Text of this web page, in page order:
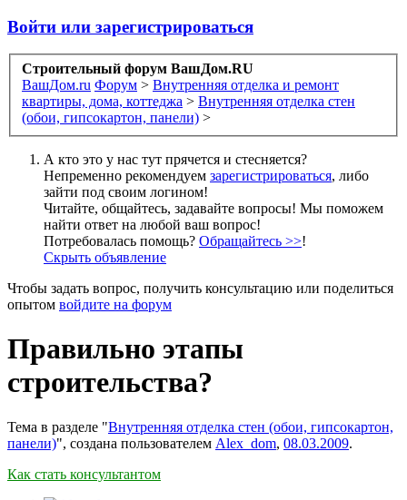
Войти или зарегистрироваться
Строительный форум ВашДом.RU
ВашДом.ru Форум > Внутренняя отделка и ремонт
квартиры, дома, коттеджа > Внутренняя отделка стен
(обои, гипсокартон, панели) >
А кто это у нас тут прячется и стесняется?
Непременно рекомендуем зарегистрироваться, либо
зайти под своим логином!
Читайте, общайтесь, задавайте вопросы! Мы поможем
найти ответ на любой ваш вопрос!
Потребовалась помощь? Обращайтесь >>!
Скрыть объявление
Чтобы задать вопрос, получить консультацию или поделиться
опытом войдите на форум
Правильно этапы
строительства?
Тема в разделе "Внутренняя отделка стен (обои, гипсокартон,
панели)", создана пользователем Alex_dom, 08.03.2009.
Как стать консультантом